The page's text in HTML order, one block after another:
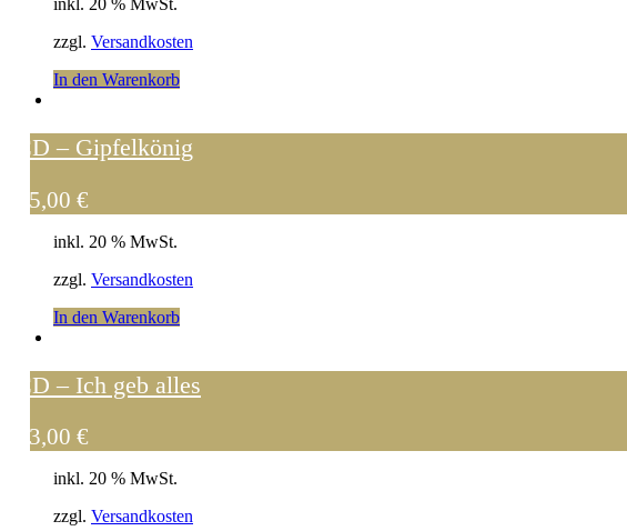
inkl. 20 % MwSt.
zzgl. Versandkosten
In den Warenkorb
CD – Gipfelkönig
15,00 €
inkl. 20 % MwSt.
zzgl. Versandkosten
In den Warenkorb
CD – Ich geb alles
13,00 €
inkl. 20 % MwSt.
zzgl. Versandkosten